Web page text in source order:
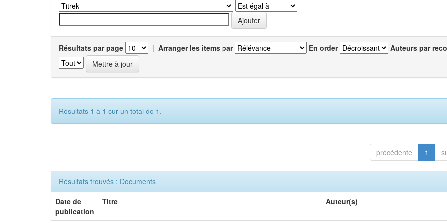
Résultats par page | Arranger les items par En order Auteurs par
Résultats 1 à 1 sur un total de 1.
précédente 1
Résultats trouvés : Documents
Date de
publication
Titre Auteur(s)